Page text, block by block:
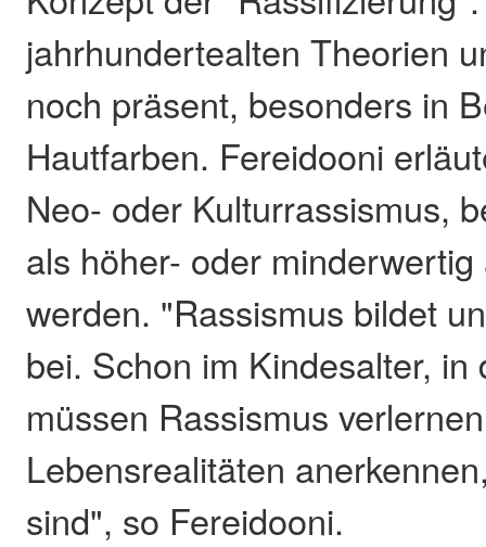
jahrhundertealten Theorien
noch präsent, besonders in
Hautfarben. Fereidooni
Neo- oder Kulturrassismus,
als höher- oder
werden. "Rassismus bildet
bei. Schon im Kindesalter, in
müssen Rassismus
Lebensrealitäten
sind", so Fereidooni.